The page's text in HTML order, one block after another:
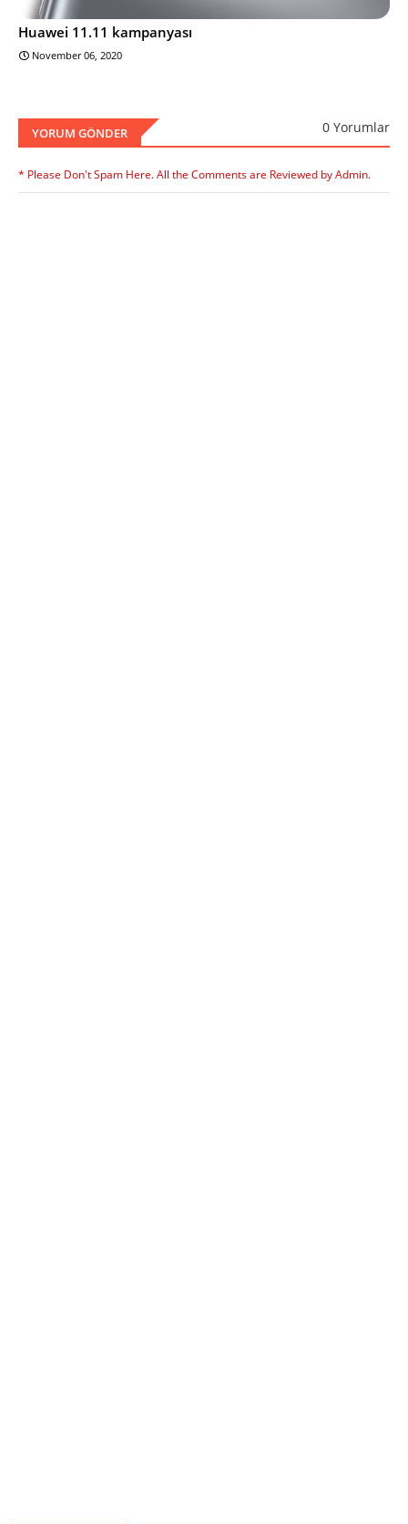
Huawei 11.11 kampanyası
November 06, 2020
YORUM GÖNDER 0 Yorumlar
* Please Don't Spam Here. All the Comments are Reviewed by Admin.